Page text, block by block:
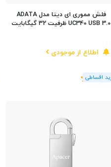
فلش مموری ای دیتا مدل ADATA
UC340 USB 3.0 ظرفیت 32 گیگابایت
اطلاع از موجودی
رای)
5